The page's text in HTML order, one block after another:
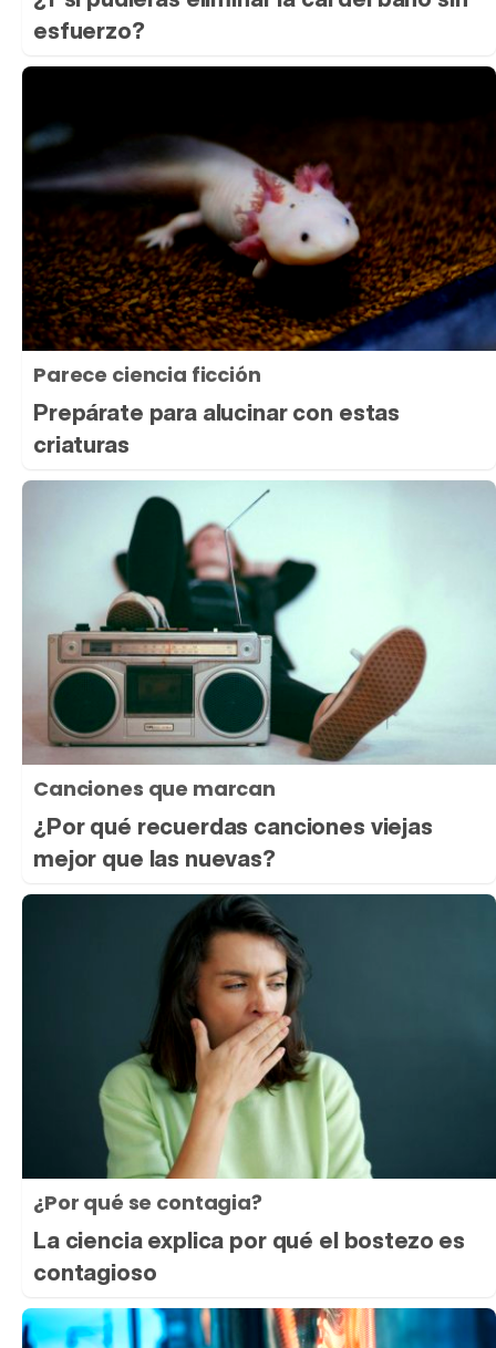
esfuerzo?
Parece ciencia ficción
Prepárate para alucinar con estas
criaturas
Canciones que marcan
¿Por qué recuerdas canciones viejas
mejor que las nuevas?
¿Por qué se contagia?
La ciencia explica por qué el bostezo es
contagioso